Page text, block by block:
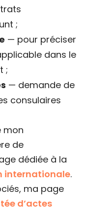
;
— pour préciser
dans le
;
— demande de
consulaires
mon
de
dédiée à la
internationale.
ma page
d’actes